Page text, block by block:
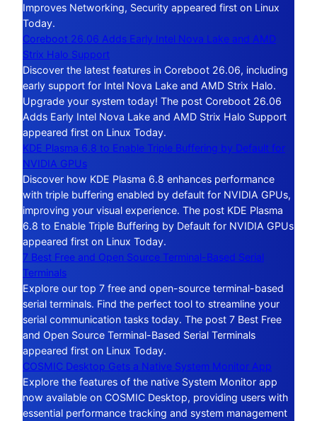
Improves Networking, Security appeared first on Linux
Today.
Coreboot 26.06 Adds Early Intel Nova Lake and AMD
Strix Halo Support
Discover the latest features in Coreboot 26.06, including
early support for Intel Nova Lake and AMD Strix Halo.
Upgrade your system today! The post Coreboot 26.06
Adds Early Intel Nova Lake and AMD Strix Halo Support
appeared first on Linux Today.
KDE Plasma 6.8 to Enable Triple Buffering by Default for
NVIDIA GPUs
Discover how KDE Plasma 6.8 enhances performance
with triple buffering enabled by default for NVIDIA GPUs,
improving your visual experience. The post KDE Plasma
6.8 to Enable Triple Buffering by Default for NVIDIA GPUs
appeared first on Linux Today.
7 Best Free and Open Source Terminal-Based Serial
Terminals
Explore our top 7 free and open-source terminal-based
serial terminals. Find the perfect tool to streamline your
serial communication tasks today. The post 7 Best Free
and Open Source Terminal-Based Serial Terminals
appeared first on Linux Today.
COSMIC Desktop Gets a Native System Monitor App
Explore the features of the native System Monitor app
now available on COSMIC Desktop, providing users with
essential performance tracking and system management